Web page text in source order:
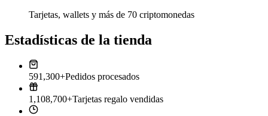
Tarjetas, wallets y más de 70 criptomonedas
Estadísticas de la tienda
591,300+Pedidos procesados
1,108,700+Tarjetas regalo vendidas